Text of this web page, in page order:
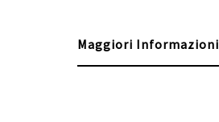
Maggiori Informazioni